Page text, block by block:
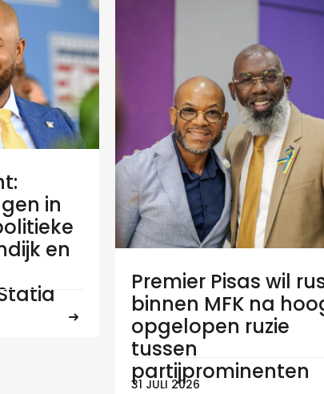
in
en
Premier Pisas wil
binnen MFK na
opgelopen ruzie
tussen
partijprominenten
31 JULI 2026